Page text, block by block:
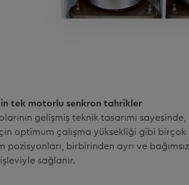
tek motorlu senkron tahrikler
gelişmiş teknik tasarımı
optimum çalışma yüksekliği gibi birçok
pozisyonları, birbirinden ayrı ve
sağlanır.